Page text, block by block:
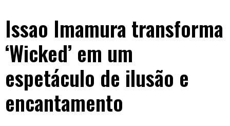
Issao Imamura transforma
‘Wicked’ em um
espetáculo de ilusão e
encantamento